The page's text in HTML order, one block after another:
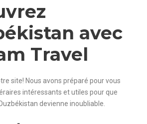
avec
Travel
site! Nous avons préparé pour vous
intéressants et utiles pour que
devienne inoubliable.